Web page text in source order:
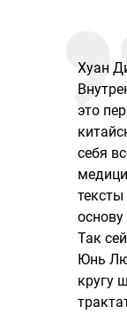
Хуан
это
себя
Так
Юнь
кругу